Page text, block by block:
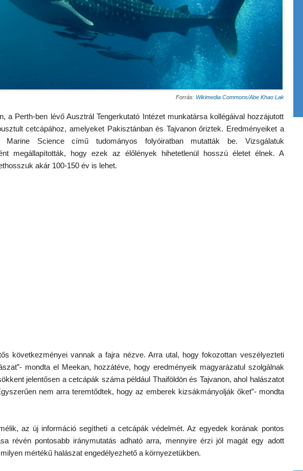
Forrás: Wikimedia Commons/Abe Khao Lak
a Perth-ben lévő Ausztrál Tengerkutató Intézet munkatársa kollégáival hozzájutott
cetcápához, amelyeket Pakisztánban és Tajvanon őriztek. Eredményeiket a
Marine Science című tudományos folyóiratban mutatták be. Vizsgálatuk
megállapították, hogy ezek az élőlények hihetetlenül hosszú életet élnek. A
akár 100-150 év is lehet.
következményei vannak a fajra nézve. Arra utal, hogy fokozottan veszélyezteti
mondta el Meekan, hozzátéve, hogy eredményeik magyarázatul szolgálnak
jelentősen a cetcápák száma például Thaiföldön és Tajvanon, ahol halászatot
nem arra teremtődtek, hogy az emberek kizsákmányolják őket”- mondta
az új információ segítheti a cetcápák védelmét. Az egyedek korának pontos
révén pontosabb iránymutatás adható arra, mennyire érzi jól magát egy adott
mértékű halászat engedélyezhető a környezetükben.